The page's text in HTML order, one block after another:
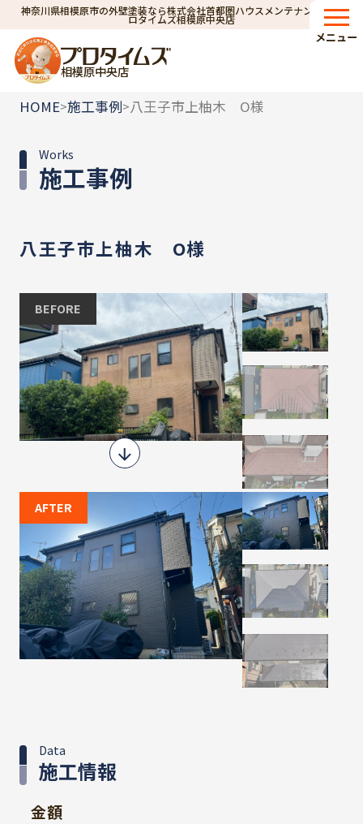
神奈川県相模原市の外壁塗装なら株式会社首都圏ハウスメンテナンス｜プ
ロタイムズ相模原中央店
相模原中央店
メニュー
HOME>施工事例>八王子市上柚木 O様
施工事例
Works
八王子市上柚木 O様
BEFORE
AFTER
施工情報
Data
金額